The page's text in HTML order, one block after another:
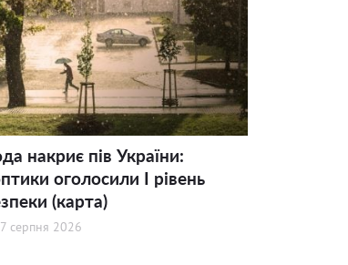
накриє пів України:
оголосили І рівень
(карта)
серпня 2026